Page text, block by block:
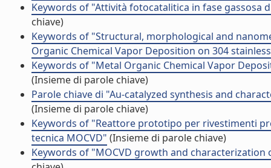
Keywords of "Attività fotocatalitica in fase
chiave)
Keywords of "Structural, morphological and
Organic Chemical Vapor Deposition on 304
Keywords of "Metal Organic Chemical Vapor
(Insieme di parole chiave)
Parole chiave di "Au-catalyzed synthesis and
(Insieme di parole chiave)
Keywords of "Reattore prototipo per rivestimenti
tecnica MOCVD" (Insieme di parole chiave)
Keywords of "MOCVD growth and